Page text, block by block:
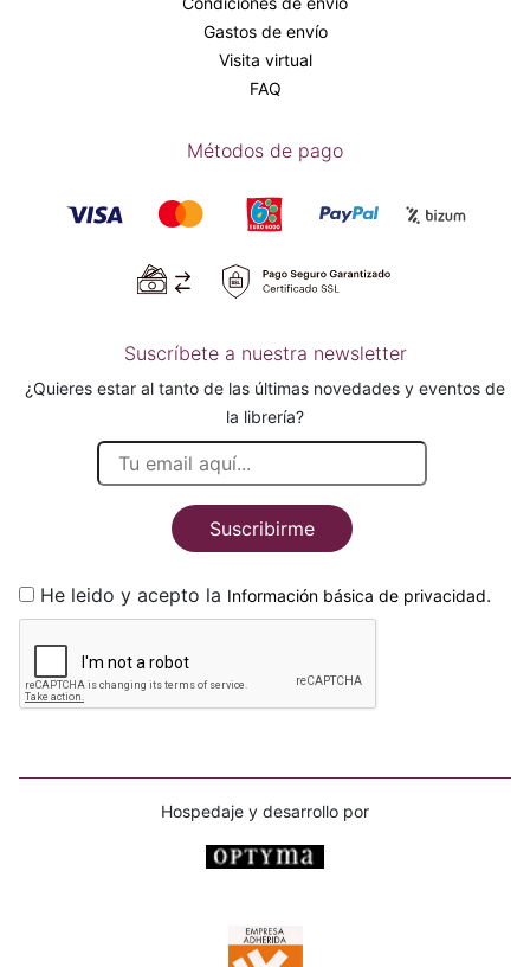
Gastos de envío
Visita virtual
FAQ
Métodos de pago
Suscríbete a nuestra newsletter
¿Quieres estar al tanto de las últimas novedades y eventos de
la librería?
Suscribirme
He leido y acepto la Información básica de privacidad.
Hospedaje y desarrollo por